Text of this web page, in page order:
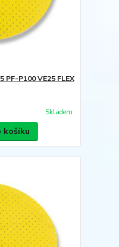
PF-P100 VE25 FLEX
Skladem
košíku